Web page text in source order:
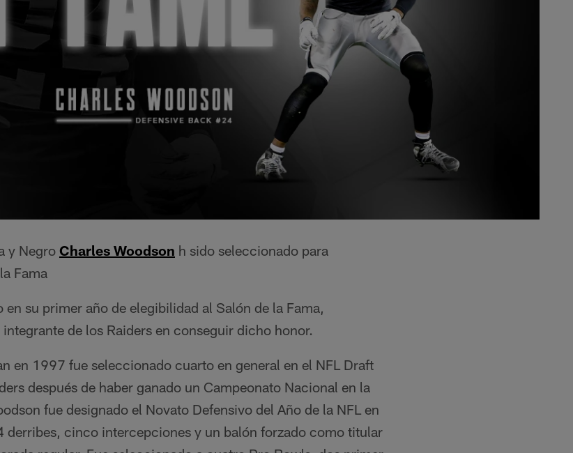
y Negro Charles Woodson h sido seleccionado para
Fama
en su primer año de elegibilidad al Salón de la Fama,
de los Raiders en conseguir dicho honor.
en 1997 fue seleccionado cuarto en general en el NFL Draft
después de haber ganado un Campeonato Nacional en la
fue designado el Novato Defensivo del Año de la NFL en
derribes, cinco intercepciones y un balón forzado como titular